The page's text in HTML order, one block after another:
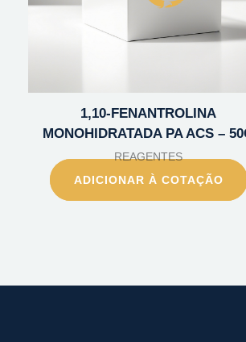
1,10-FENANTROLINA
MONOHIDRATADA PA ACS –
REAGENTES
ADICIONAR À COTAÇÃO